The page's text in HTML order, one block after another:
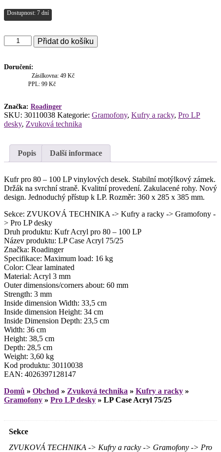
Dostupnost: 7 dní
Case
75/25
Přidat do košíku
Doručení:
Zásilkovna: 49 Kč
PPL: 99 Kč
Značka: Roadinger
SKU: 30110038 Kategorie: Gramofony, Kufry a racky, Pro LP
desky, Zvuková technika
Popis Další informace
Kufr pro 80 – 100 LP vinylových desek. Stabilní motýlkový zámek.
Držák na svrchní straně. Kvalitní provedení. Zakulacené rohy. Nový
design. Jednoduchý přístup k LP. Rozměr: 360 x 285 x 385 mm.
Sekce: ZVUKOVÁ TECHNIKA -> Kufry a racky -> Gramofony -
> Pro LP desky
Druh produktu: Kufr Acryl pro 80 – 100 LP
Název produktu: LP Case Acryl 75/25
Značka: Roadinger
Specifikace: Maximum load: 16 kg
Color: Clear laminated
Material: Acryl 3 mm
Outer dimensions/corners about: 60 mm
Strength: 3 mm
Inside dimension Width: 33,5 cm
Inside dimension Height: 34 cm
Inside Dimension Depth: 23,5 cm
Width: 36 cm
Height: 38,5 cm
Depth: 28,5 cm
Weight: 3,60 kg
Kod produktu: 30110038
EAN: 4026397128147
Domů » Obchod » Zvuková technika » Kufry a racky »
Gramofony » Pro LP desky » LP Case Acryl 75/25
Sekce
ZVUKOVÁ TECHNIKA -> Kufry a racky -> Gramofony -> Pro